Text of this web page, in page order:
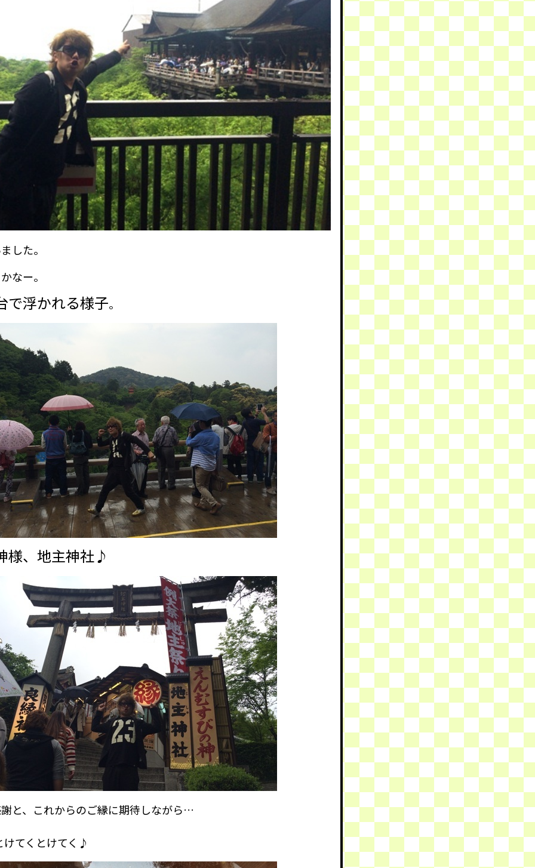
した。
なー。
で浮かれる様子。
様、地主神社♪
と、これからのご縁に期待しながら…
けてくとけてく♪